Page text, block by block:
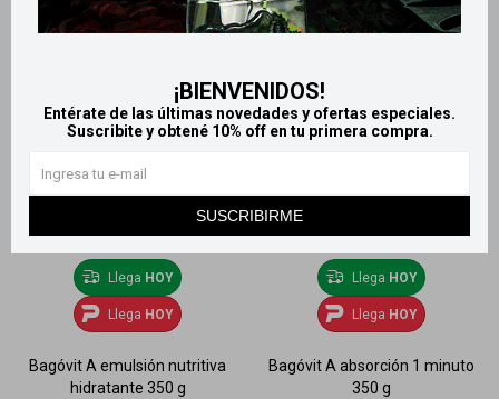
¡BIENVENIDOS!
Entérate de las últimas novedades y ofertas especiales.
Suscribite y obtené 10% off en tu primera compra.
SUSCRIBIRME
Llega HOY
Llega HOY
Bagóvit A emulsión nutritiva
hidratante 350 g
Llega HOY
Llega HOY
Bagóvit A absorción 1 minuto
350 g